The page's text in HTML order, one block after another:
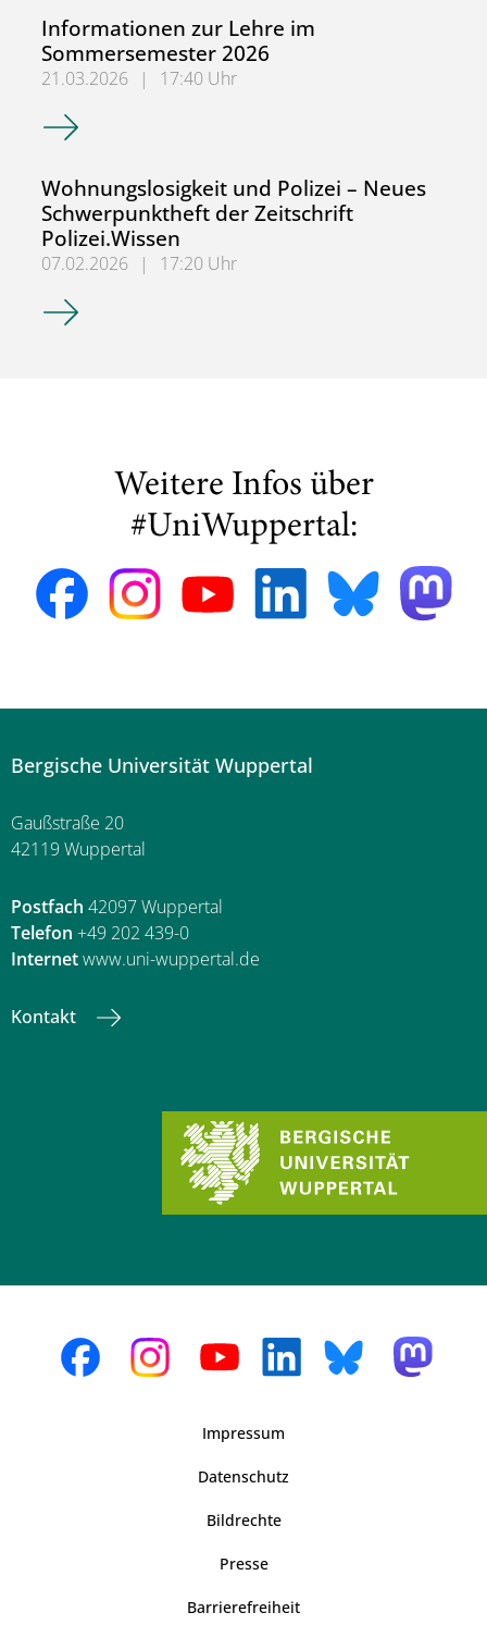
Informationen zur Lehre im
Sommersemester 2026
21.03.2026 |
17:40 Uhr
Informationen zur Lehre im Sommersemester 2026
Wohnungslosigkeit und Polizei – Neues
Schwerpunktheft der Zeitschrift
Polizei.Wissen
07.02.2026 |
17:20 Uhr
Wohnungslosigkeit und Polizei – Neues
Weitere Infos über
#UniWuppertal:
Bergische Universität Wuppertal
Gaußstraße 20
42119 Wuppertal
Postfach 42097 Wuppertal
Telefon +49 202 439-0
Internetwww.uni-wuppertal.de
Kontakt
Impressum
Datenschutz
Bildrechte
Presse
Barrierefreiheit